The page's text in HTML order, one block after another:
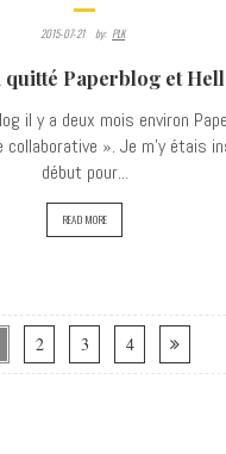
2015-07-21 By: PLK
quitté Paperblog et
il y a deux mois environ
collaborative ». Je m'y étais
début pour...
READ MORE
2 3 4